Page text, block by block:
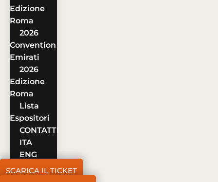
Edizione
Roma
2026
Convention
Emirati
2026
Edizione
Roma
Lista
Espositori
CONTATTI
ITA
ENG
SCARICA IL TICKET